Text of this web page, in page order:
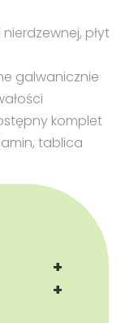
+
+
płyt
galwanicznie
komplet
tablica